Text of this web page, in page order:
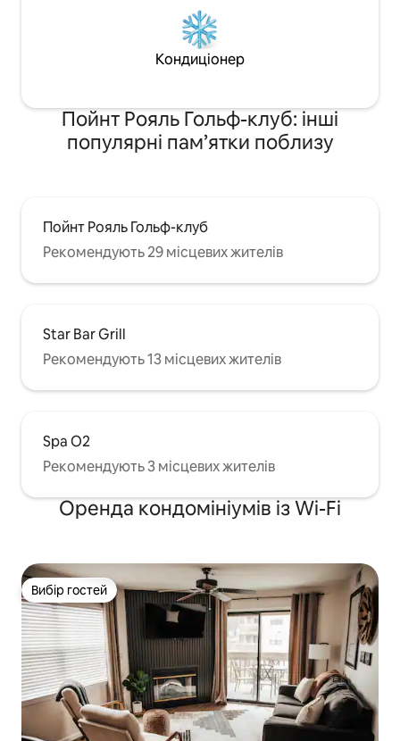
Кондиціонер
Пойнт Рояль Гольф-клуб: інші
популярні пам’ятки поблизу
Пойнт Рояль Гольф-клуб
Рекомендують 29 місцевих жителів
Star Bar Grill
Рекомендують 13 місцевих жителів
Spa O2
Рекомендують 3 місцевих жителів
Оренда кондомініумів із Wi-Fi
Вибір гостей
Вибір гостей